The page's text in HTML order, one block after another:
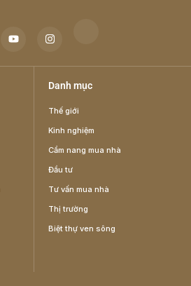
Danh mục
Thế giới
Kinh nghiệm
Cẩm nang mua nhà
Đầu tư
Tư vấn mua nhà
Thị trường
Biệt thự ven sông